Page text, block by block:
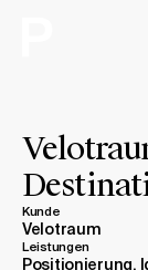
Kunde
Velotraum
Leistungen
Positionierung,